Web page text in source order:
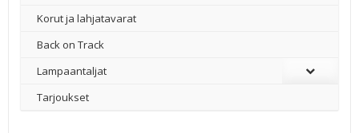
Korut ja lahjatavarat
Back on Track
Lampaantaljat
Tarjoukset